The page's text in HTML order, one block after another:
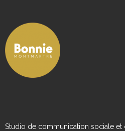
Studio de communication sociale et